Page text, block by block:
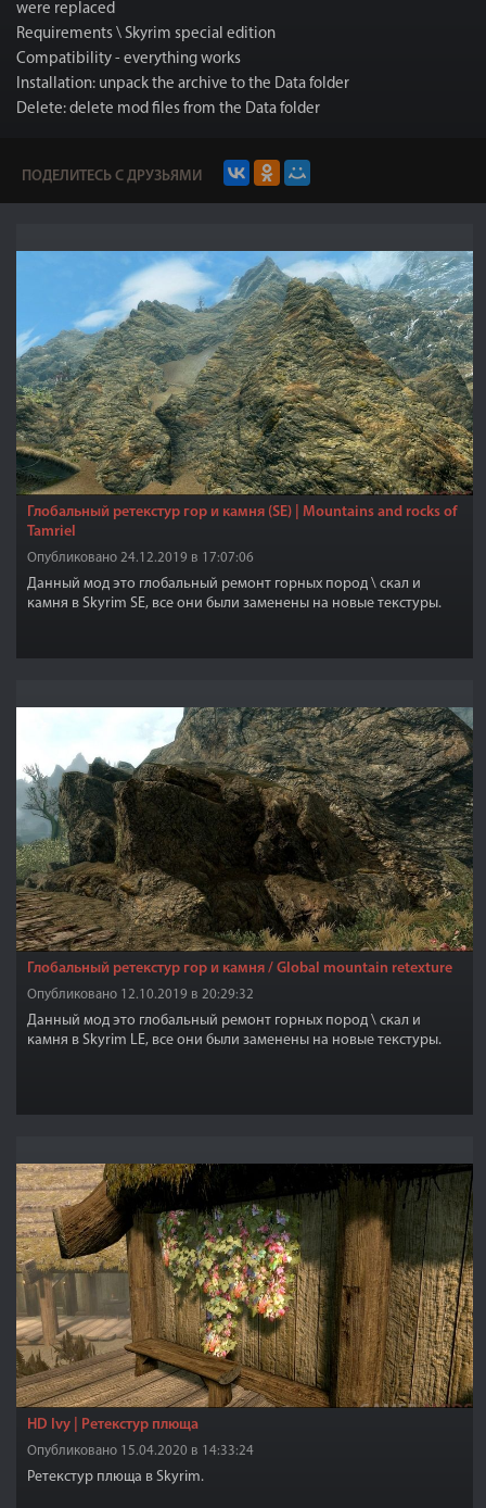
were replaced
Requirements \ Skyrim special edition
Compatibility - everything works
Installation: unpack the archive to the Data folder
Delete: delete mod files from the Data folder
ПОДЕЛИТЕСЬ С ДРУЗЬЯМИ
Глобальный ретекстур гор и камня (SE) | Mountains and rocks of
Tamriel
Опубликовано 24.12.2019 в 17:07:06
Данный мод это глобальный ремонт горных пород \ скал и
камня в Skyrim SE, все они были заменены на новые текстуры.
Глобальный ретекстур гор и камня / Global mountain retexture
Опубликовано 12.10.2019 в 20:29:32
Данный мод это глобальный ремонт горных пород \ скал и
камня в Skyrim LE, все они были заменены на новые текстуры.
HD Ivy | Ретекстур плюща
Опубликовано 15.04.2020 в 14:33:24
Ретекстур плюща в Skyrim.